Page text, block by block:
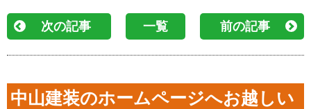
次の記事 一覧 前の記事
中山建装のホームページへお越しい